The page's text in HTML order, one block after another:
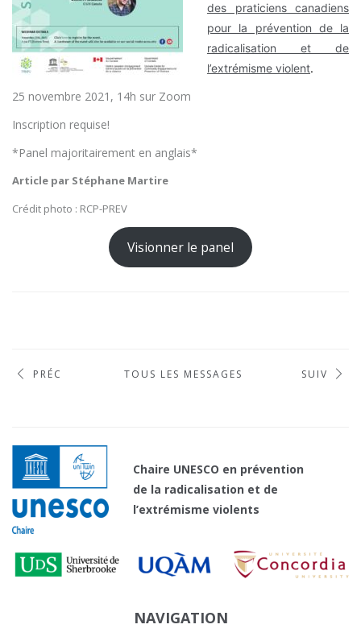
des praticiens canadiens
pour la prévention de la
radicalisation et de
l’extrémisme violent.
25 novembre 2021, 14h sur Zoom
Inscription requise!
*Panel majoritairement en anglais*
Article par Stéphane Martire
Crédit photo : RCP-PREV
Visionner le panel
PRÉC TOUS LES MESSAGES SUIV
Chaire UNESCO en prévention
de la radicalisation et de
l’extrémisme violents
NAVIGATION